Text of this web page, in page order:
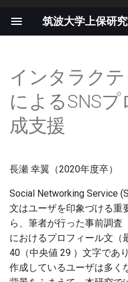
筑波大学上保研
を
初
期
インタラク
によるSNS
成支援
長瀬 幸翼（2020年度卒）
Social Networking Service
文はユーザを印象づける重
ら、筆者が行った事前調査
におけるプロフィール文（
40（中央値 29 ）文字であ
作成しているユーザは多く